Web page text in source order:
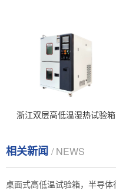
浙江双层高低温湿热试验箱
相关新闻 / NEWS